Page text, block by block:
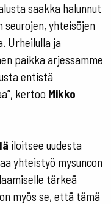
saakka halunnut
yhteisöjen
Urheilulla ja
paikka arjessamme
entistä
kertoo Mikko
iloitsee uudesta
yhteistyö mysuncon
tärkeä
myös se, että tämä